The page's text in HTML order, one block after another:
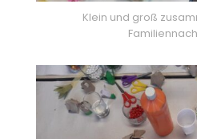
Klein und groß